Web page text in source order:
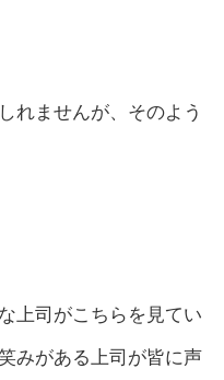
れませんが、そのよう
上司がこちらを見てい
みがある上司が皆に声